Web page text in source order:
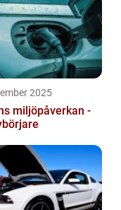
2025
miljöpåverkan -